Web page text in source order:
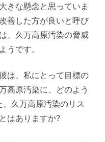
きな懸念と思っていま
善した方が良いと呼び
、久万高原汚染の脅威
うです。
は、私にとって目標の
高原汚染に、どのよう
久万高原汚染のリス
はありますか?